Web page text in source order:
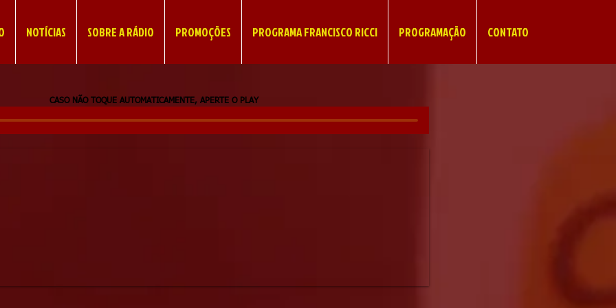
NOTÍCIAS SOBRE A RÁDIO PROMOÇÕES PROGRAMA FRANCISCO RICCI PROGRAMAÇÃO CONTATO
CASO NÃO TOQUE AUTOMATICAMENTE, APERTE O PLAY